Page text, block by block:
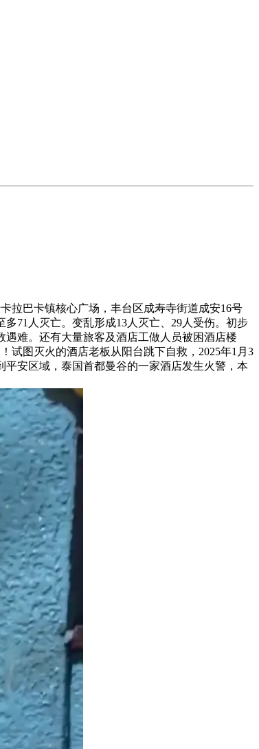
巴卡镇核心广场，丰台区成寿寺街道成安16号
71人灭亡。变乱形成13人灭亡、29人受伤。初步
难。还有大量旅客及酒店工做人员被困酒店楼
试图灭火的酒店老板从阳台跳下自救，2025年1月3
平安区域，泰国首都曼谷的一家酒店发生火警，本